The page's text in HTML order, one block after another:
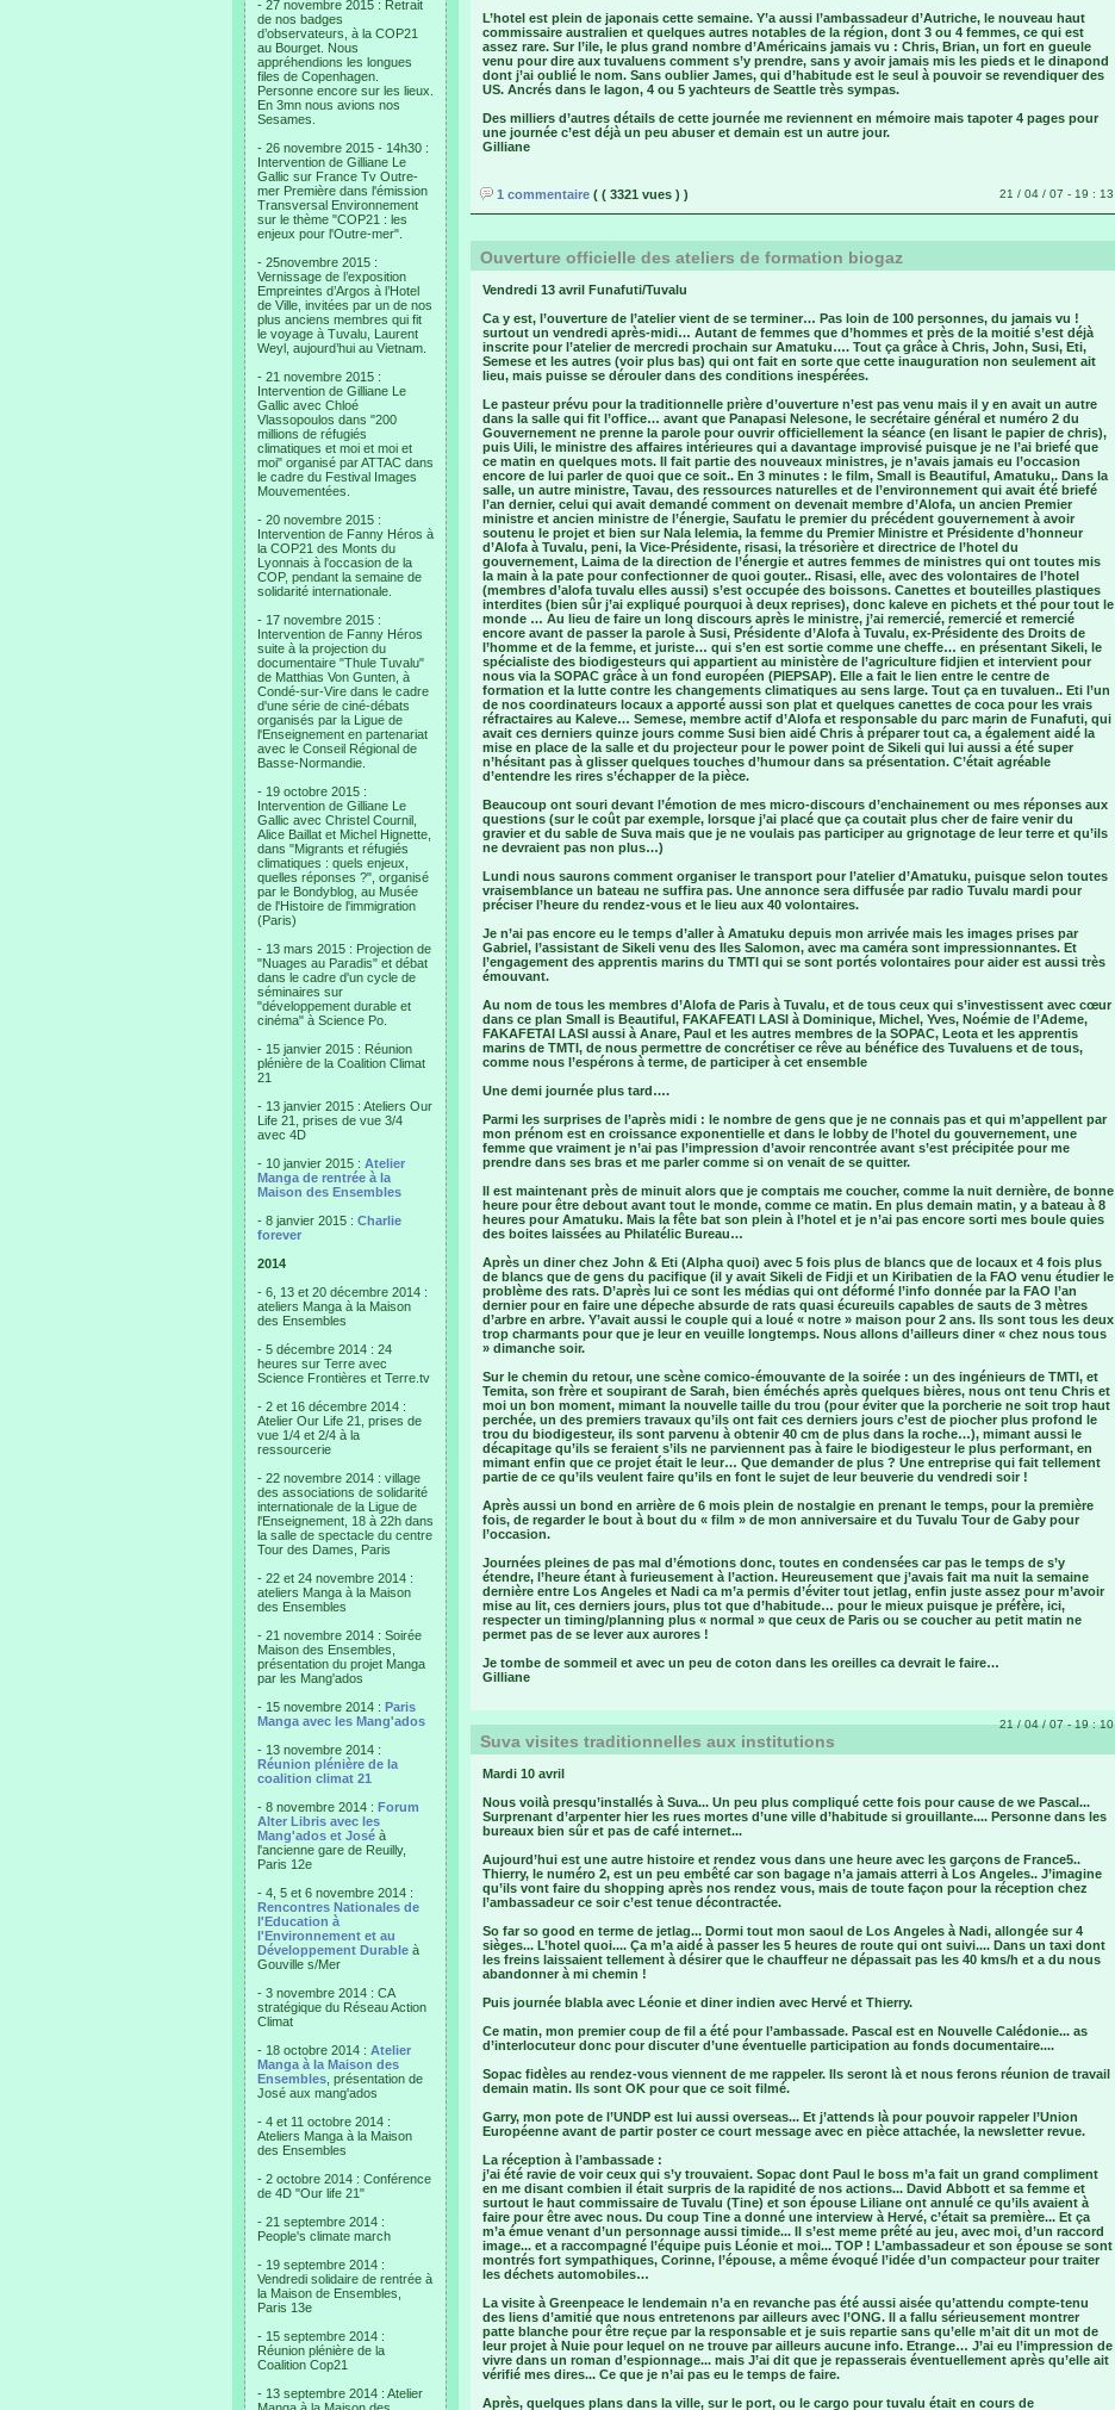
- 27 novembre 2015 : Retrait
de nos badges
d’observateurs, à la COP21
au Bourget. Nous
appréhendions les longues
files de Copenhagen.
Personne encore sur les lieux.
En 3mn nous avions nos
Sesames.
- 26 novembre 2015 - 14h30 :
Intervention de Gilliane Le
Gallic sur France Tv Outre-
mer Première dans l'émission
Transversal Environnement
sur le thème "COP21 : les
enjeux pour l'Outre-mer".
- 25novembre 2015 :
Vernissage de l’exposition
Empreintes d’Argos à l’Hotel
de Ville, invitées par un de nos
plus anciens membres qui fit
le voyage à Tuvalu, Laurent
Weyl, aujourd’hui au Vietnam.
- 21 novembre 2015 :
Intervention de Gilliane Le
Gallic avec Chloé
Vlassopoulos dans "200
millions de réfugiés
climatiques et moi et moi et
moi" organisé par ATTAC dans
le cadre du Festival Images
Mouvementées.
- 20 novembre 2015 :
Intervention de Fanny Héros à
la COP21 des Monts du
Lyonnais à l'occasion de la
COP, pendant la semaine de
solidarité internationale.
- 17 novembre 2015 :
Intervention de Fanny Héros
suite à la projection du
documentaire "Thule Tuvalu"
de Matthias Von Gunten, à
Condé-sur-Vire dans le cadre
d'une série de ciné-débats
organisés par la Ligue de
l'Enseignement en partenariat
avec le Conseil Régional de
Basse-Normandie.
- 19 octobre 2015 :
Intervention de Gilliane Le
Gallic avec Christel Cournil,
Alice Baillat et Michel Hignette,
dans "Migrants et réfugiés
climatiques : quels enjeux,
quelles réponses ?", organisé
par le Bondyblog, au Musée
de l'Histoire de l'immigration
(Paris)
- 13 mars 2015 : Projection de
"Nuages au Paradis" et débat
dans le cadre d'un cycle de
séminaires sur
"développement durable et
cinéma" à Science Po.
- 15 janvier 2015 : Réunion
plénière de la Coalition Climat
21
- 13 janvier 2015 : Ateliers Our
Life 21, prises de vue 3/4
avec 4D
- 10 janvier 2015 : Atelier
Manga de rentrée à la
Maison des Ensembles
- 8 janvier 2015 : Charlie
forever
2014
- 6, 13 et 20 décembre 2014 :
ateliers Manga à la Maison
des Ensembles
- 5 décembre 2014 : 24
heures sur Terre avec
Science Frontières et Terre.tv
- 2 et 16 décembre 2014 :
Atelier Our Life 21, prises de
vue 1/4 et 2/4 à la
ressourcerie
- 22 novembre 2014 : village
des associations de solidarité
internationale de la Ligue de
l'Enseignement, 18 à 22h dans
la salle de spectacle du centre
Tour des Dames, Paris
- 22 et 24 novembre 2014 :
ateliers Manga à la Maison
des Ensembles
- 21 novembre 2014 : Soirée
Maison des Ensembles,
présentation du projet Manga
par les Mang'ados
- 15 novembre 2014 : Paris
Manga avec les Mang'ados
- 13 novembre 2014 :
Réunion plénière de la
coalition climat 21
- 8 novembre 2014 : Forum
Alter Libris avec les
Mang'ados et José à
l'ancienne gare de Reuilly,
Paris 12e
- 4, 5 et 6 novembre 2014 :
Rencontres Nationales de
l'Education à
l'Environnement et au
Développement Durable à
Gouville s/Mer
- 3 novembre 2014 : CA
stratégique du Réseau Action
Climat
- 18 octobre 2014 : Atelier
Manga à la Maison des
Ensembles , présentation de
José aux mang'ados
- 4 et 11 octobre 2014 :
Ateliers Manga à la Maison
des Ensembles
- 2 octobre 2014 : Conférence
de 4D "Our life 21"
- 21 septembre 2014 :
People's climate march
- 19 septembre 2014 :
Vendredi solidaire de rentrée à
la Maison de Ensembles,
Paris 13e
- 15 septembre 2014 :
Réunion plénière de la
Coalition Cop21
- 13 septembre 2014 : Atelier
L’hotel est plein de japonais cette semaine. Y’a aussi l’ambassadeur d’Autriche, le nouveau haut
commissaire australien et quelques autres notables de la région, dont 3 ou 4 femmes, ce qui est
assez rare. Sur l’ile, le plus grand nombre d’Américains jamais vu : Chris, Brian, un fort en gueule
venu pour dire aux tuvaluens comment s’y prendre, sans y avoir jamais mis les pieds et le dinapond
dont j’ai oublié le nom. Sans oublier James, qui d’habitude est le seul à pouvoir se revendiquer des
US. Ancrés dans le lagon, 4 ou 5 yachteurs de Seattle très sympas.
Des milliers d’autres détails de cette journée me reviennent en mémoire mais tapoter 4 pages pour
une journée c’est déjà un peu abuser et demain est un autre jour.
Gilliane
21 / 04 / 07 - 19 : 13
1 commentaire ( ( 3321 vues ) )
Ouverture officielle des ateliers de formation biogaz
Vendredi 13 avril Funafuti/Tuvalu
Ca y est, l’ouverture de l’atelier vient de se terminer… Pas loin de 100 personnes, du jamais vu !
surtout un vendredi après-midi… Autant de femmes que d’hommes et près de la moitié s’est déjà
inscrite pour l’atelier de mercredi prochain sur Amatuku…. Tout ça grâce à Chris, John, Susi, Eti,
Semese et les autres (voir plus bas) qui ont fait en sorte que cette inauguration non seulement ait
lieu, mais puisse se dérouler dans des conditions inespérées.
Le pasteur prévu pour la traditionnelle prière d’ouverture n’est pas venu mais il y en avait un autre
dans la salle qui fit l’office… avant que Panapasi Nelesone, le secrétaire général et numéro 2 du
Gouvernement ne prenne la parole pour ouvrir officiellement la séance (en lisant le papier de chris),
puis Uili, le ministre des affaires intérieures qui a davantage improvisé puisque je ne l’ai briefé que
ce matin en quelques mots. Il fait partie des nouveaux ministres, je n’avais jamais eu l’occasion
encore de lui parler de quoi que ce soit.. En 3 minutes : le film, Small is Beautiful, Amatuku,. Dans la
salle, un autre ministre, Tavau, des ressources naturelles et de l’environnement qui avait été briefé
l’an dernier, celui qui avait demandé comment on devenait membre d’Alofa, un ancien Premier
ministre et ancien ministre de l’énergie, Saufatu le premier du précédent gouvernement à avoir
soutenu le projet et bien sur Nala Ielemia, la femme du Premier Ministre et Présidente d’honneur
d’Alofa à Tuvalu, peni, la Vice-Présidente, risasi, la trésorière et directrice de l’hotel du
gouvernement, Laima de la direction de l’énergie et autres femmes de ministres qui ont toutes mis
la main à la pate pour confectionner de quoi gouter.. Risasi, elle, avec des volontaires de l’hotel
(membres d’alofa tuvalu elles aussi) s’est occupée des boissons. Canettes et bouteilles plastiques
interdites (bien sûr j’ai expliqué pourquoi à deux reprises), donc kaleve en pichets et thé pour tout le
monde … Au lieu de faire un long discours après le ministre, j’ai remercié, remercié et remercié
encore avant de passer la parole à Susi, Présidente d’Alofa à Tuvalu, ex-Présidente des Droits de
l’homme et de la femme, et juriste… qui s’en est sortie comme une cheffe… en présentant Sikeli, le
spécialiste des biodigesteurs qui appartient au ministère de l’agriculture fidjien et intervient pour
nous via la SOPAC grâce à un fond européen (PIEPSAP). Elle a fait le lien entre le centre de
formation et la lutte contre les changements climatiques au sens large. Tout ça en tuvaluen.. Eti l’un
de nos coordinateurs locaux a apporté aussi son plat et quelques canettes de coca pour les vrais
réfractaires au Kaleve… Semese, membre actif d’Alofa et responsable du parc marin de Funafuti, qui
avait ces derniers quinze jours comme Susi bien aidé Chris à préparer tout ca, a également aidé la
mise en place de la salle et du projecteur pour le power point de Sikeli qui lui aussi a été super
n’hésitant pas à glisser quelques touches d’humour dans sa présentation. C’était agréable
d’entendre les rires s’échapper de la pièce.
Beaucoup ont souri devant l’émotion de mes micro-discours d’enchainement ou mes réponses aux
questions (sur le coût par exemple, lorsque j’ai placé que ça coutait plus cher de faire venir du
gravier et du sable de Suva mais que je ne voulais pas participer au grignotage de leur terre et qu’ils
ne devraient pas non plus…)
Lundi nous saurons comment organiser le transport pour l’atelier d’Amatuku, puisque selon toutes
vraisemblance un bateau ne suffira pas. Une annonce sera diffusée par radio Tuvalu mardi pour
préciser l’heure du rendez-vous et le lieu aux 40 volontaires.
Je n’ai pas encore eu le temps d’aller à Amatuku depuis mon arrivée mais les images prises par
Gabriel, l’assistant de Sikeli venu des Iles Salomon, avec ma caméra sont impressionnantes. Et
l’engagement des apprentis marins du TMTI qui se sont portés volontaires pour aider est aussi très
émouvant.
Au nom de tous les membres d’Alofa de Paris à Tuvalu, et de tous ceux qui s’investissent avec cœur
dans ce plan Small is Beautiful, FAKAFEATI LASI à Dominique, Michel, Yves, Noémie de l’Ademe,
FAKAFETAI LASI aussi à Anare, Paul et les autres membres de la SOPAC, Leota et les apprentis
marins de TMTI, de nous permettre de concrétiser ce rêve au bénéfice des Tuvaluens et de tous,
comme nous l’espérons à terme, de participer à cet ensemble
Une demi journée plus tard….
Parmi les surprises de l’après midi : le nombre de gens que je ne connais pas et qui m’appellent par
mon prénom est en croissance exponentielle et dans le lobby de l’hotel du gouvernement, une
femme que vraiment je n’ai pas l’impression d’avoir rencontrée avant s’est précipitée pour me
prendre dans ses bras et me parler comme si on venait de se quitter.
Il est maintenant près de minuit alors que je comptais me coucher, comme la nuit dernière, de bonne
heure pour être debout avant tout le monde, comme ce matin. En plus demain matin, y a bateau à 8
heures pour Amatuku. Mais la fête bat son plein à l’hotel et je n’ai pas encore sorti mes boule quies
des boites laissées au Philatélic Bureau…
Après un diner chez John & Eti (Alpha quoi) avec 5 fois plus de blancs que de locaux et 4 fois plus
de blancs que de gens du pacifique (il y avait Sikeli de Fidji et un Kiribatien de la FAO venu étudier le
problème des rats. D’après lui ce sont les médias qui ont déformé l’info donnée par la FAO l’an
dernier pour en faire une dépeche absurde de rats quasi écureuils capables de sauts de 3 mètres
d’arbre en arbre. Y’avait aussi le couple qui a loué « notre » maison pour 2 ans. Ils sont tous les deux
trop charmants pour que je leur en veuille longtemps. Nous allons d’ailleurs diner « chez nous tous
» dimanche soir.
Sur le chemin du retour, une scène comico-émouvante de la soirée : un des ingénieurs de TMTI, et
Temita, son frère et soupirant de Sarah, bien éméchés après quelques bières, nous ont tenu Chris et
moi un bon moment, mimant la nouvelle taille du trou (pour éviter que la porcherie ne soit trop haut
perchée, un des premiers travaux qu’ils ont fait ces derniers jours c’est de piocher plus profond le
trou du biodigesteur, ils sont parvenu à obtenir 40 cm de plus dans la roche…), mimant aussi le
décapitage qu’ils se feraient s’ils ne parviennent pas à faire le biodigesteur le plus performant, en
mimant enfin que ce projet était le leur… Que demander de plus ? Une entreprise qui fait tellement
partie de ce qu’ils veulent faire qu’ils en font le sujet de leur beuverie du vendredi soir !
Après aussi un bond en arrière de 6 mois plein de nostalgie en prenant le temps, pour la première
fois, de regarder le bout à bout du « film » de mon anniversaire et du Tuvalu Tour de Gaby pour
l’occasion.
Journées pleines de pas mal d’émotions donc, toutes en condensées car pas le temps de s’y
étendre, l’heure étant à furieusement à l’action. Heureusement que j’avais fait ma nuit la semaine
dernière entre Los Angeles et Nadi ca m’a permis d’éviter tout jetlag, enfin juste assez pour m’avoir
mise au lit, ces derniers jours, plus tot que d’habitude… pour le mieux puisque je préfère, ici,
respecter un timing/planning plus « normal » que ceux de Paris ou se coucher au petit matin ne
permet pas de se lever aux aurores !
Je tombe de sommeil et avec un peu de coton dans les oreilles ca devrait le faire…
Gilliane
21 / 04 / 07 - 19 : 10
Suva visites traditionnelles aux institutions
Mardi 10 avril
Nous voilà presqu’installés à Suva... Un peu plus compliqué cette fois pour cause de we Pascal...
Surprenant d’arpenter hier les rues mortes d’une ville d’habitude si grouillante.... Personne dans les
bureaux bien sûr et pas de café internet...
Aujourd’hui est une autre histoire et rendez vous dans une heure avec les garçons de France5..
Thierry, le numéro 2, est un peu embêté car son bagage n’a jamais atterri à Los Angeles.. J’imagine
qu’ils vont faire du shopping après nos rendez vous, mais de toute façon pour la réception chez
l’ambassadeur ce soir c’est tenue décontractée.
So far so good en terme de jetlag... Dormi tout mon saoul de Los Angeles à Nadi, allongée sur 4
sièges... L’hotel quoi.... Ça m’a aidé à passer les 5 heures de route qui ont suivi.... Dans un taxi dont
les freins laissaient tellement à désirer que le chauffeur ne dépassait pas les 40 kms/h et a du nous
abandonner à mi chemin !
Puis journée blabla avec Léonie et diner indien avec Hervé et Thierry.
Ce matin, mon premier coup de fil a été pour l’ambassade. Pascal est en Nouvelle Calédonie... as
d’interlocuteur donc pour discuter d’une éventuelle participation au fonds documentaire....
Sopac fidèles au rendez-vous viennent de me rappeler. Ils seront là et nous ferons réunion de travail
demain matin. Ils sont OK pour que ce soit filmé.
Garry, mon pote de l’UNDP est lui aussi overseas... Et j’attends là pour pouvoir rappeler l’Union
Européenne avant de partir poster ce court message avec en pièce attachée, la newsletter revue.
La réception à l’ambassade :
j’ai été ravie de voir ceux qui s’y trouvaient. Sopac dont Paul le boss m’a fait un grand compliment
en me disant combien il était surpris de la rapidité de nos actions... David Abbott et sa femme et
surtout le haut commissaire de Tuvalu (Tine) et son épouse Liliane ont annulé ce qu’ils avaient à
faire pour être avec nous. Du coup Tine a donné une interview à Hervé, c’était sa première... Et ça
m’a émue venant d’un personnage aussi timide... Il s’est meme prêté au jeu, avec moi, d’un raccord
image... et a raccompagné l’équipe puis Léonie et moi... TOP ! L’ambassadeur et son épouse se sont
montrés fort sympathiques, Corinne, l’épouse, a même évoqué l’idée d’un compacteur pour traiter
les déchets automobiles…
La visite à Greenpeace le lendemain n’a en revanche pas été aussi aisée qu’attendu compte-tenu
des liens d’amitié que nous entretenons par ailleurs avec l’ONG. Il a fallu sérieusement montrer
patte blanche pour être reçue par la responsable et je suis repartie sans qu’elle m’ait dit un mot de
leur projet à Nuie pour lequel on ne trouve par ailleurs aucune info. Etrange… J’ai eu l’impression de
vivre dans un roman d’espionnage... mais J’ai dit que je repasserais éventuellement après qu’elle ait
vérifié mes dires... Ce que je n’ai pas eu le temps de faire.
Après, quelques plans dans la ville, sur le port, ou le cargo pour tuvalu était en cours de